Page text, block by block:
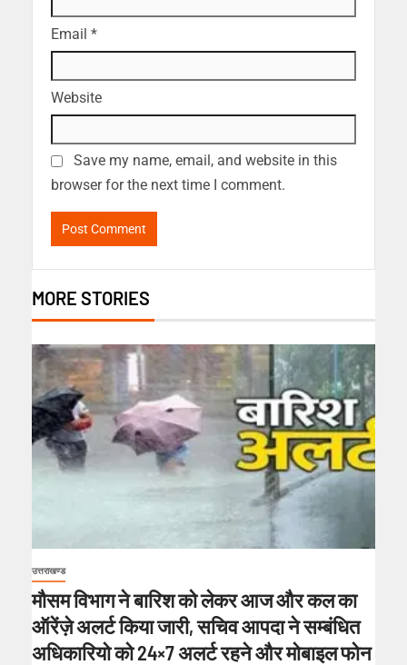
Email *
Website
Save my name, email, and website in this
browser for the next time I comment.
MORE STORIES
उत्तराखण्ड
मौसम विभाग ने बारिश को लेकर आज और कल का
ऑरेंज़े अलर्ट किया जारी, सचिव आपदा ने सम्बंधित
अधिकारियो को 24×7 अलर्ट रहने और मोबाइल फोन